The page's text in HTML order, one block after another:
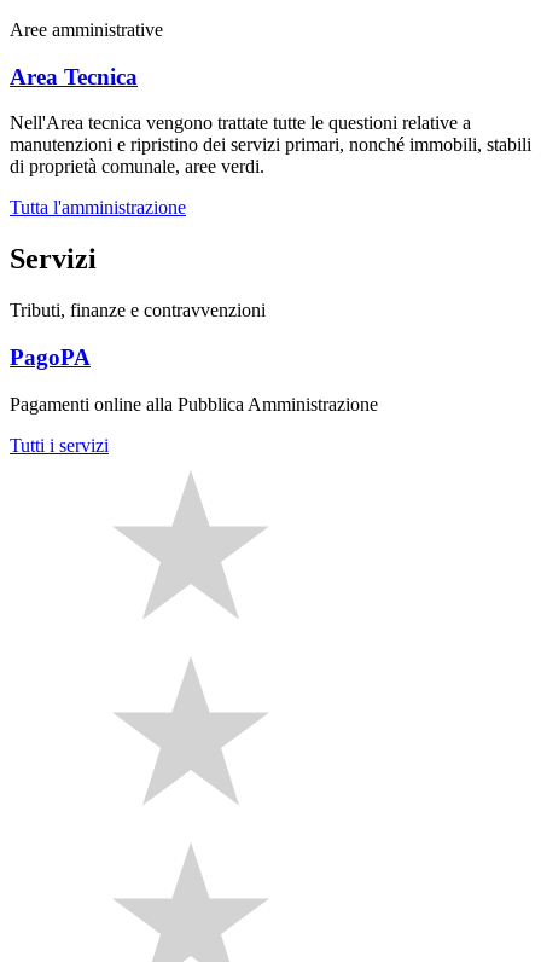
Aree amministrative
Area Tecnica
Nell'Area tecnica vengono trattate tutte le questioni relative a
manutenzioni e ripristino dei servizi primari, nonché immobili, stabili
di proprietà comunale, aree verdi.
Tutta l'amministrazione
Servizi
Tributi, finanze e contravvenzioni
PagoPA
Pagamenti online alla Pubblica Amministrazione
Tutti i servizi